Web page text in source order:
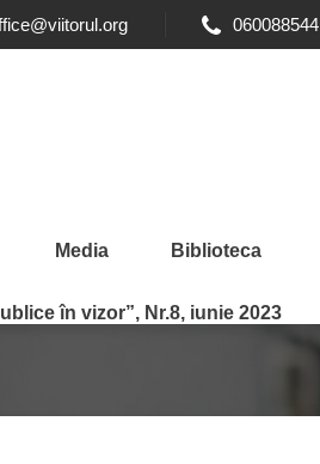
060088544
Media Biblioteca
în vizor”, Nr.8, iunie 2023